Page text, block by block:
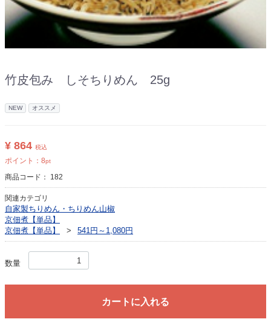
竹皮包み しそちりめん 25g
NEW オススメ
¥ 864 税込
ポイント： 8pt
商品コード： 182
関連カテゴリ
自家製ちりめん・ちりめん山椒
京佃煮【単品】
京佃煮【単品】
541円～1,080円
数量
カートに入れる